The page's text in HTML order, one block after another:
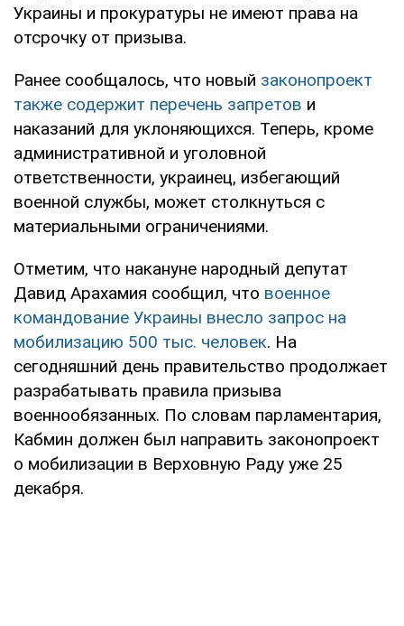
Украины и прокуратуры не имеют права на
отсрочку от призыва.
Ранее сообщалось, что новый законопроект
также содержит перечень запретов и
наказаний для уклоняющихся. Теперь, кроме
административной и уголовной
ответственности, украинец, избегающий
военной службы, может столкнуться с
материальными ограничениями.
Отметим, что накануне народный депутат
Давид Арахамия сообщил, что военное
командование Украины внесло запрос на
мобилизацию 500 тыс. человек. На
сегодняшний день правительство продолжает
разрабатывать правила призыва
военнообязанных. По словам парламентария,
Кабмин должен был направить законопроект
о мобилизации в Верховную Раду уже 25
декабря.